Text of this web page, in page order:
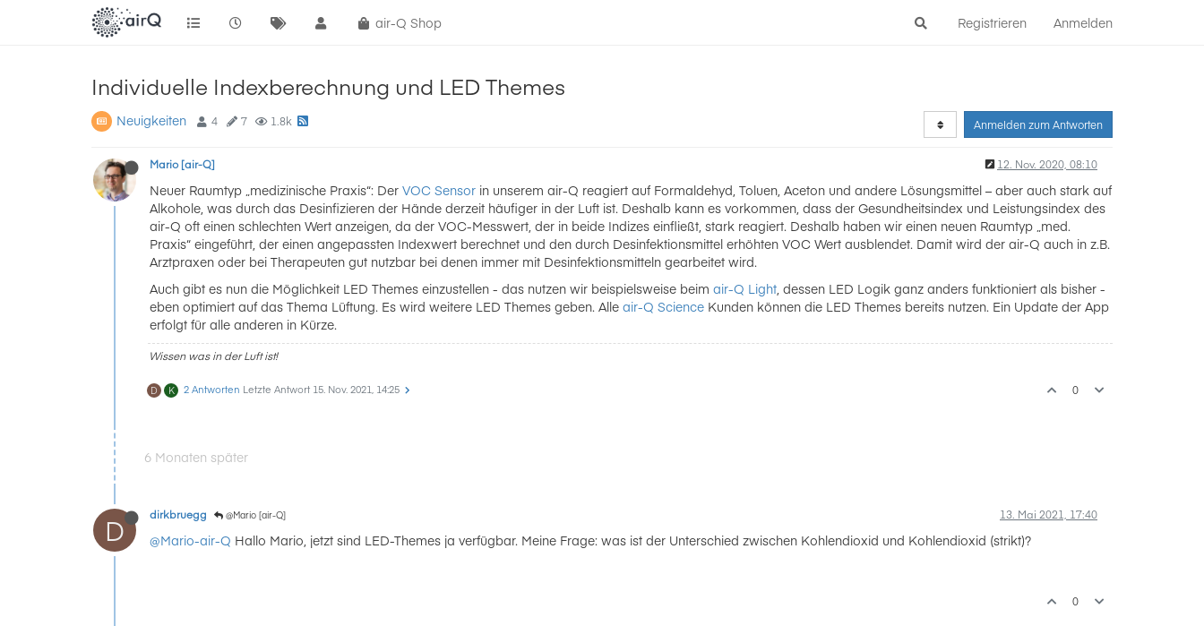
Registrieren Anmelden
air-Q Shop
Individuelle Indexberechnung und LED Themes
Neuigkeiten 4 7 1.8k Anmelden zum Antworten
Mario [air-Q] 12. Nov. 2020, 08:10
Neuer Raumtyp „medizinische Praxis“: Der VOC Sensor in unserem air-Q reagiert auf Formaldehyd, Toluen, Aceton und andere Lösungsmittel – aber auch stark auf
Alkohole, was durch das Desinfizieren der Hände derzeit häufiger in der Luft ist. Deshalb kann es vorkommen, dass der Gesundheitsindex und Leistungsindex des
air-Q oft einen schlechten Wert anzeigen, da der VOC-Messwert, der in beide Indizes einfließt, stark reagiert. Deshalb haben wir einen neuen Raumtyp „med.
Praxis“ eingeführt, der einen angepassten Indexwert berechnet und den durch Desinfektionsmittel erhöhten VOC Wert ausblendet. Damit wird der air-Q auch in z.B.
Arztpraxen oder bei Therapeuten gut nutzbar bei denen immer mit Desinfektionsmitteln gearbeitet wird.
Auch gibt es nun die Möglichkeit LED Themes einzustellen - das nutzen wir beispielsweise beim air-Q Light, dessen LED Logik ganz anders funktioniert als bisher -
eben optimiert auf das Thema Lüftung. Es wird weitere LED Themes geben. Alle air-Q Science Kunden können die LED Themes bereits nutzen. Ein Update der App
erfolgt für alle anderen in Kürze.
Wissen was in der Luft ist!
D K 2 Antworten Letzte Antwort 15. Nov. 2021, 14:25 0
6 Monaten später
D dirkbruegg @Mario [air-Q] 13. Mai 2021, 17:40
@Mario-air-Q Hallo Mario, jetzt sind LED-Themes ja verfügbar. Meine Frage: was ist der Unterschied zwischen Kohlendioxid und Kohlendioxid (strikt)?
0